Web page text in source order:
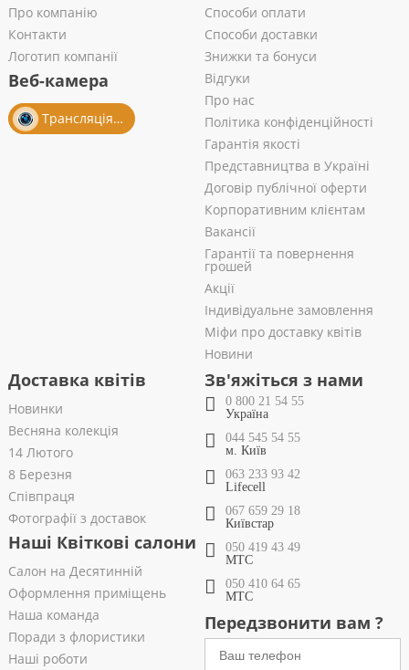
Про компанію
Контакти
Логотип компанії
Веб-камера
Трансляція із салону
Способи оплати
Способи доставки
Знижки та бонуси
Відгуки
Про нас
Політика конфіденційності
Гарантія якості
Представництва в Україні
Договір публічної оферти
Корпоративним клієнтам
Вакансії
Гарантії та повернення
грошей
Акції
Індивідуальне замовлення
Міфи про доставку квітів
Новини
Доставка квітів
Новинки
Весняна колекція
14 Лютого
8 Березня
Співпраця
Фотографії з доставок
Наші Квіткові салони
Салон на Десятинній
Оформлення приміщень
Наша команда
Поради з флористики
Наші роботи
Зв'яжіться з нами
0 800 21 54 55
Україна
044 545 54 55
м. Київ
063 233 93 42
Lifecell
067 659 29 18
Київстар
050 419 43 49
МТС
050 410 64 65
МТС
Передзвонити вам ?